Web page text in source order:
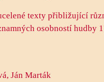
texty přibližující
osobností hudby
Ján Marták